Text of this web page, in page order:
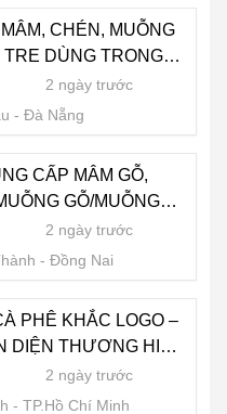
CHÉN, MUỖNG
TRE DÙNG TRONG
LOGO TIỆM
KẾ RIÊNG - LH 0775
2 ngày trước
Đà Nẵng
CẤP MÂM GỖ,
GỖ/MUỖNG
NAIL - SPA | CÓ
0775 007
2 ngày trước
Đồng Nai
PHÊ KHẮC LOGO –
DIỆN THƯƠNG HIỆU
909 2 ngày trước
TP.Hồ Chí Minh